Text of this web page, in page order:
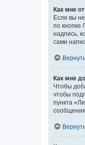
Как мне
Если вы
по кнопке
надпись,
сами
Как мне
Чтобы
чтобы
пункта
сообщения.